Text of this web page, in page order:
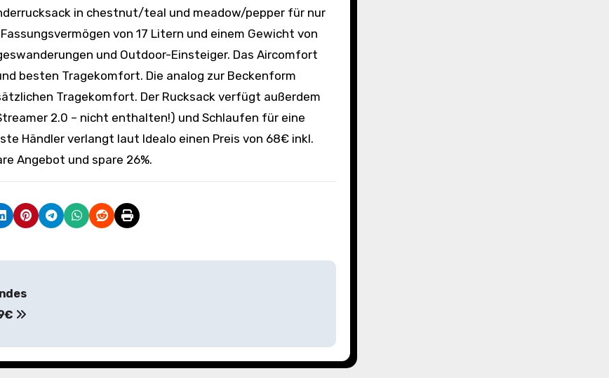
von 17 Litern und einem Gewicht von
und Outdoor-Einsteiger. Das Aircomfort
besten Tragekomfort. Die analog zur Beckenform
Tragekomfort. Der Rucksack verfügt außerdem
2.0 – nicht enthalten!) und Schlaufen für eine
Händler verlangt laut Idealo einen Preis von 68€ inkl.
Angebot und spare 26%.